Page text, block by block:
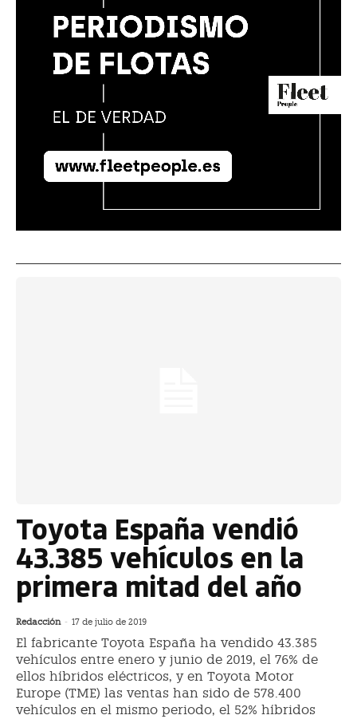
Toyota España vendió
43.385 vehículos en la
primera mitad del año
Redacción - 17 de julio de 2019
El fabricante Toyota España ha vendido 43.385
vehículos entre enero y junio de 2019, el 76% de
ellos híbridos eléctricos, y en Toyota Motor
Europe (TME) las ventas han sido de 578.400
vehículos en el mismo periodo, el 52% híbridos